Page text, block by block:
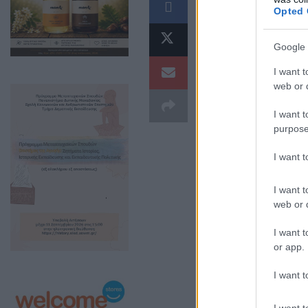
Opted
Google
I want
web or
I want
I want
I want
web or
I want
or app.
I want
μεγάλο
Συγκεκριμένα:
Το